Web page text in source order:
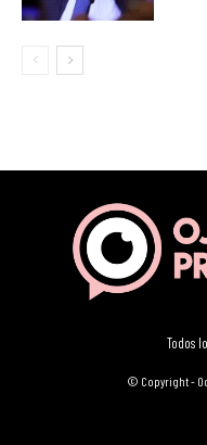
Todos
© Copyright -